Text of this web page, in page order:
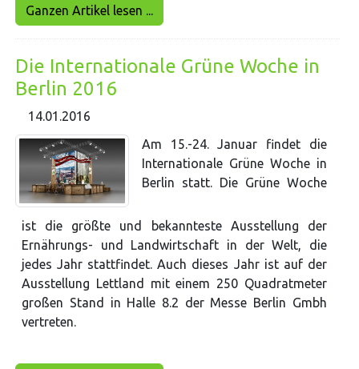
Ganzen Artikel lesen ...
Die Internationale Grüne Woche in
Berlin 2016
14.01.2016
Am 15.-24. Januar findet die
Internationale Grüne Woche in
Berlin statt. Die Grüne Woche
ist die größte und bekannteste Ausstellung der
Ernährungs- und Landwirtschaft in der Welt, die
jedes Jahr stattfindet. Auch dieses Jahr ist auf der
Ausstellung Lettland mit einem 250 Quadratmeter
großen Stand in Halle 8.2 der Messe Berlin Gmbh
vertreten.